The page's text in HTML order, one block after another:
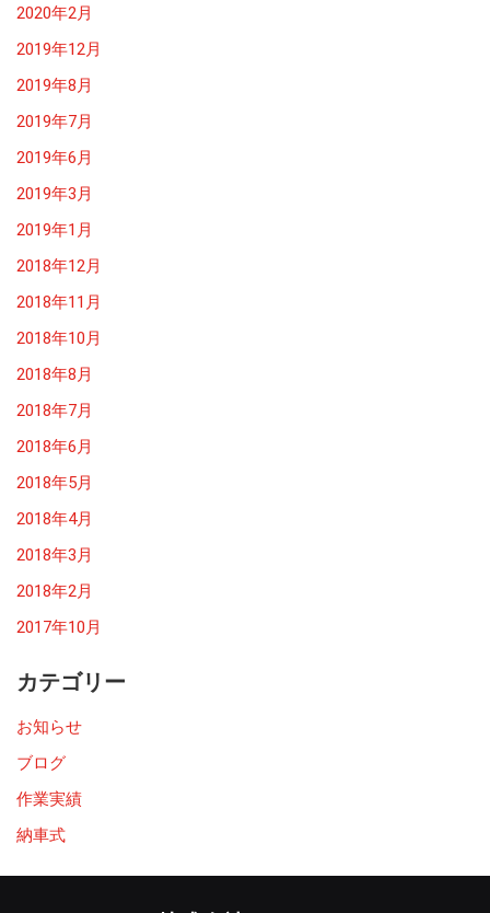
2020年2月
2019年12月
2019年8月
2019年7月
2019年6月
2019年3月
2019年1月
2018年12月
2018年11月
2018年10月
2018年8月
2018年7月
2018年6月
2018年5月
2018年4月
2018年3月
2018年2月
2017年10月
カテゴリー
お知らせ
ブログ
作業実績
納車式